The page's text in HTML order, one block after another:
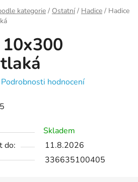
kategorie / Ostatní / Hadice / Hadice
Podrobnosti hodnocení
Skladem
do:
11.8.2026
336635100405